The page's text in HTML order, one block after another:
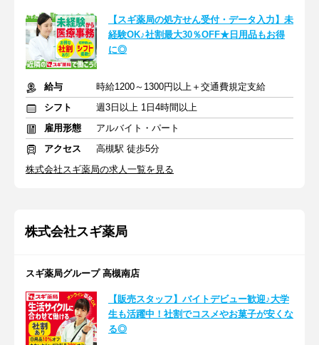
【スギ薬局の処方せん受付・データ入力】未
経験OK♪社割最大30％OFF★日用品もお得
に◎
給与
時給1200～1300円以上＋交通費規定支給
シフト
週3日以上 1日4時間以上
雇用形態
アルバイト・パート
アクセス
高槻駅 徒歩5分
株式会社スギ薬局の求人一覧を見る
株式会社スギ薬局
スギ薬局グループ 高槻南店
【販売スタッフ】バイトデビュー歓迎♪大学
生も活躍中！社割でコスメやお菓子が安くな
る◎